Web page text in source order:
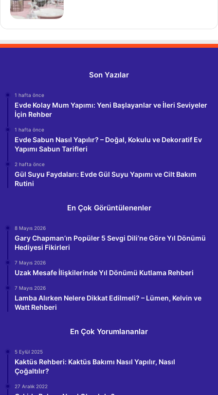
Son Yazılar
1 hafta önce
Evde Kolay Mum Yapımı: Yeni Başlayanlar ve İleri Seviyeler
İçin Rehber
1 hafta önce
Evde Sabun Nasıl Yapılır? – Doğal, Kokulu ve Dekoratif Ev
Yapımı Sabun Tarifleri
2 hafta önce
Gül Suyu Faydaları: Evde Gül Suyu Yapımı ve Cilt Bakım
Rutini
En Çok Görüntülenenler
8 Mayıs 2026
Gary Chapman’ın Popüler 5 Sevgi Dili’ne Göre Yıl Dönümü
Hediyesi Fikirleri
7 Mayıs 2026
Uzak Mesafe İlişkilerinde Yıl Dönümü Kutlama Rehberi
7 Mayıs 2026
Lamba Alırken Nelere Dikkat Edilmeli? – Lümen, Kelvin ve
Watt Rehberi
En Çok Yorumlananlar
5 Eylül 2025
Kaktüs Rehberi: Kaktüs Bakımı Nasıl Yapılır, Nasıl
Çoğaltılır?
27 Aralık 2022